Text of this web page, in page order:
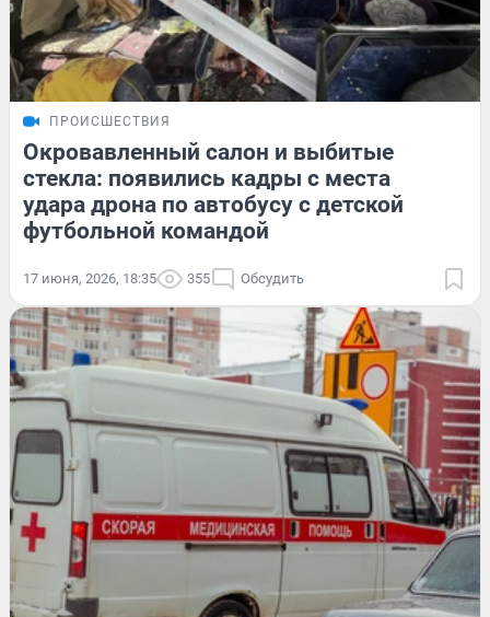
ПРОИСШЕСТВИЯ
Окровавленный салон и выбитые
стекла: появились кадры с места
удара дрона по автобусу с детской
футбольной командой
17 июня, 2026, 18:35 355 Обсудить